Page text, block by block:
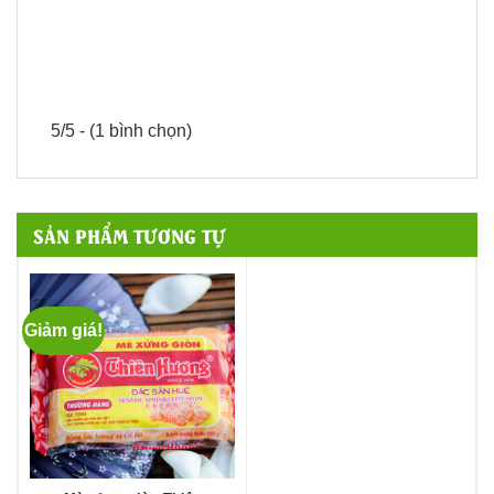
5/5 - (1 bình chọn)
SẢN PHẨM TƯƠNG TỰ
Giảm giá!